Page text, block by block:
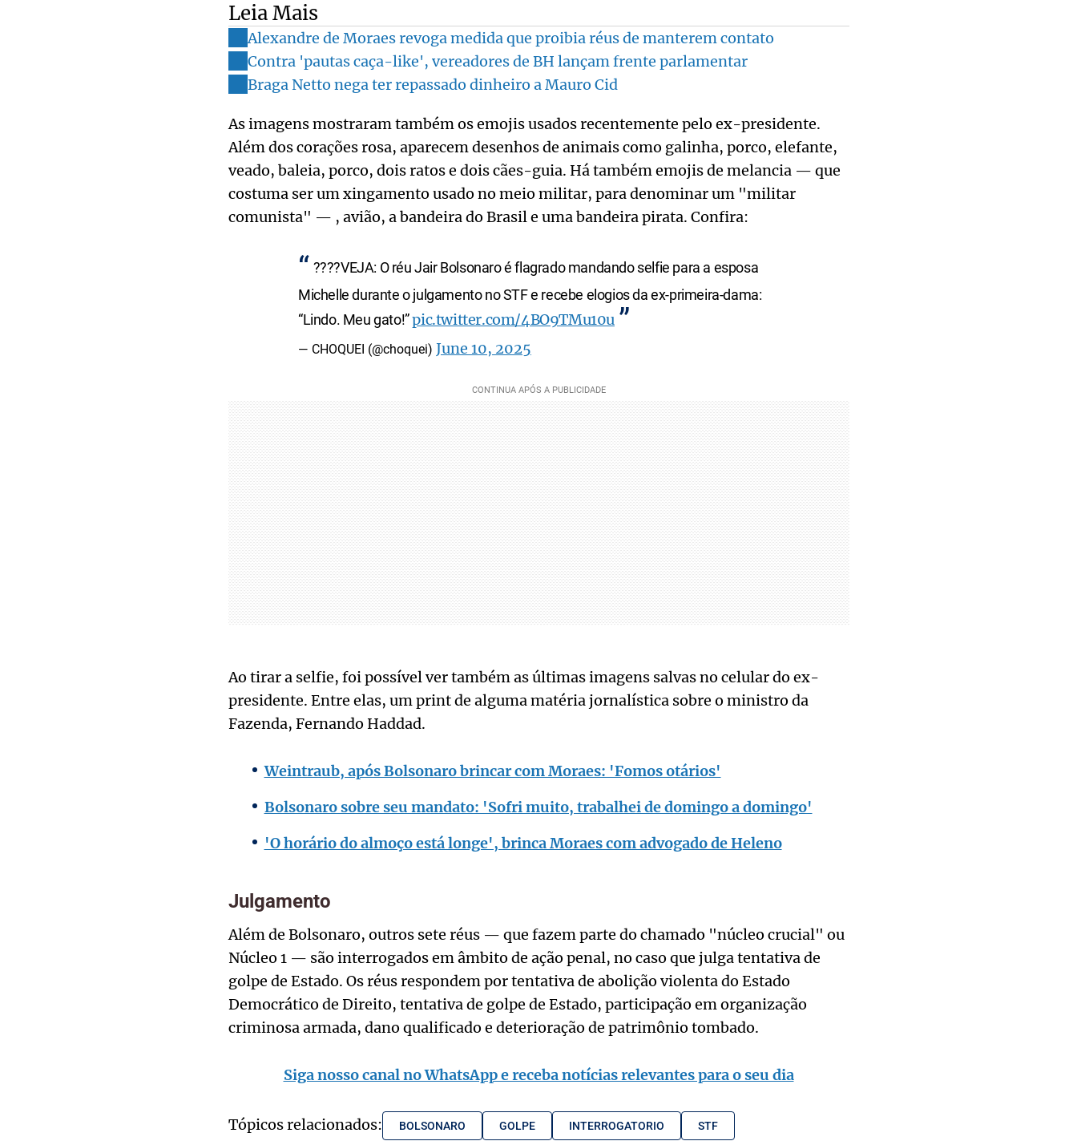
Leia Mais
Alexandre de Moraes revoga medida que proibia réus de manterem contato
Contra 'pautas caça-like', vereadores de BH lançam frente parlamentar
Braga Netto nega ter repassado dinheiro a Mauro Cid
As imagens mostraram também os emojis usados recentemente pelo ex-presidente.
Além dos corações rosa, aparecem desenhos de animais como galinha, porco, elefante,
veado, baleia, porco, dois ratos e dois cães-guia. Há também emojis de melancia — que
costuma ser um xingamento usado no meio militar, para denominar um "militar
comunista" — , avião, a bandeira do Brasil e uma bandeira pirata. Confira:
????VEJA: O réu Jair Bolsonaro é flagrado mandando selfie para a esposa
Michelle durante o julgamento no STF e recebe elogios da ex-primeira-dama:
“Lindo. Meu gato!”pic.twitter.com/4BO9TMu10u
— CHOQUEI (@choquei) June 10, 2025
Ao tirar a selfie, foi possível ver também as últimas imagens salvas no celular do ex-
presidente. Entre elas, um print de alguma matéria jornalística sobre o ministro da
Fazenda, Fernando Haddad.
Weintraub, após Bolsonaro brincar com Moraes: 'Fomos otários'
Bolsonaro sobre seu mandato: 'Sofri muito, trabalhei de domingo a domingo'
'O horário do almoço está longe', brinca Moraes com advogado de Heleno
Julgamento
Além de Bolsonaro, outros sete réus — que fazem parte do chamado "núcleo crucial" ou
Núcleo 1 — são interrogados em âmbito de ação penal, no caso que julga tentativa de
golpe de Estado. Os réus respondem por tentativa de abolição violenta do Estado
Democrático de Direito, tentativa de golpe de Estado, participação em organização
criminosa armada, dano qualificado e deterioração de patrimônio tombado.
Siga nosso canal no WhatsApp e receba notícias relevantes para o seu dia
Tópicos relacionados: BOLSONARO GOLPE INTERROGATORIO STF